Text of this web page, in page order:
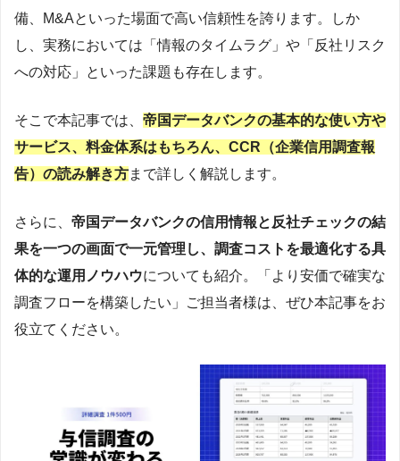
備、M&Aといった場面で高い信頼性を誇ります。しか
し、実務においては「情報のタイムラグ」や「反社リスク
への対応」といった課題も存在します。
そこで本記事では、 帝国データバンクの基本的な使い方や
サービス、料金体系はもちろん、CCR（企業信用調査報
告）の読み解き方まで詳しく解説します。
さらに、 帝国データバンクの信用情報と反社チェックの結
果を一つの画面で一元管理し、調査コストを最適化する具
体的な運用ノウハウについても紹介。
「より安価で確実な
調査フローを構築したい」ご担当者様は、ぜひ本記事をお
役立てください。